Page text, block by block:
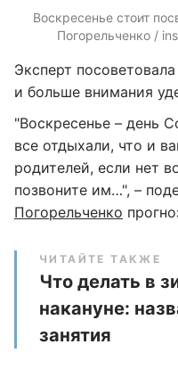
Воскресенье стоит
Погорельченко /
Эксперт
и больше внимания
"Воскресенье – день
все отдыхали, что и
родителей, если нет
позвоните им…", –
Погорельченко
ЧИТАЙТЕ ТАКЖЕ
Что делать в
накануне:
занятия